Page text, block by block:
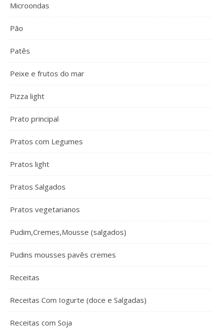
Microondas
Pão
Patês
Peixe e frutos do mar
Pizza light
Prato principal
Pratos com Legumes
Pratos light
Pratos Salgados
Pratos vegetarianos
Pudim,Cremes,Mousse (salgados)
Pudins mousses pavês cremes
Receitas
Receitas Com Iogurte (doce e Salgadas)
Receitas com Soja